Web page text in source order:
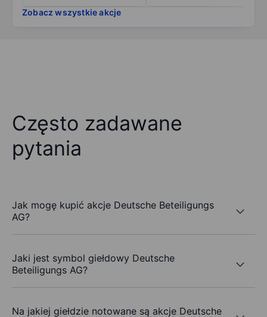
Zobacz wszystkie akcje
Często zadawane
pytania
Jak mogę kupić akcje Deutsche Beteiligungs
AG?
Jaki jest symbol giełdowy Deutsche
Beteiligungs AG?
Na jakiej giełdzie notowane są akcje Deutsche